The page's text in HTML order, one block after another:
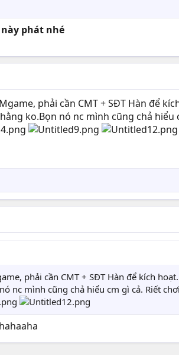
phát nhé
phải cần CMT + SĐT Hàn để
ko.Bọn nó nc mình cũng chả
phải cần CMT + SĐT Hàn để kích
nc mình cũng chả hiểu cm gì cả. Riết